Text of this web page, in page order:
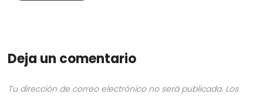
Deja un comentario
Tu dirección de correo electrónico no será publicada. Los